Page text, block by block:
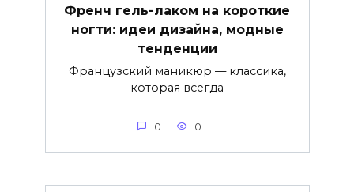
Френч гель-лаком на короткие
ногти: идеи дизайна, модные
тенденции
Французский маникюр — классика,
которая всегда
0 0